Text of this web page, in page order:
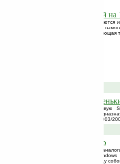
WiFi-фотоаппарат с SD-картой на
Производители электроники вовсю стараются
Ничем не примечательная внешне карта
передатчик WiFi. Компания EyeFi , выпускающая
SD-карта добавит WiFi в
Socket Communications представила
поддерживает протокол 802.11g и
работающих под управлением Windows 2003/
Преврати и Pocket PC в рацию
Несколько недель назад мы писали об
можно превратить и устройства на
модулями WiFi могут контактировать между